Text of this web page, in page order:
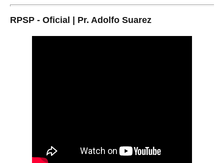
RPSP - Oficial | Pr. Adolfo Suarez